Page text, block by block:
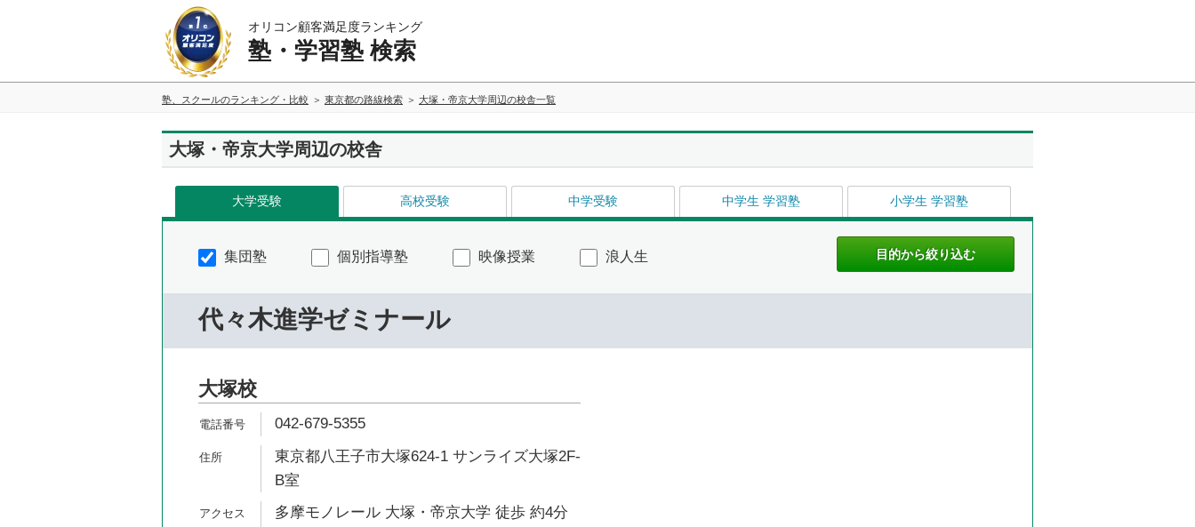
オリコン顧客満足度ランキング
塾・学習塾 検索
塾、スクールのランキング・比較 東京都の路線検索 大塚・帝京大学周辺の校舎一覧
大塚・帝京大学周辺の校舎
大学受験 高校受験 中学受験 中学生 学習塾 小学生 学習塾
集団塾 個別指導塾 映像授業 浪人生
代々木進学ゼミナール
大塚校
042-679-5355
東京都八王子市大塚624-1 サンライズ大塚2F-
B室
多摩モノレール 大塚・帝京大学 徒歩 約4分